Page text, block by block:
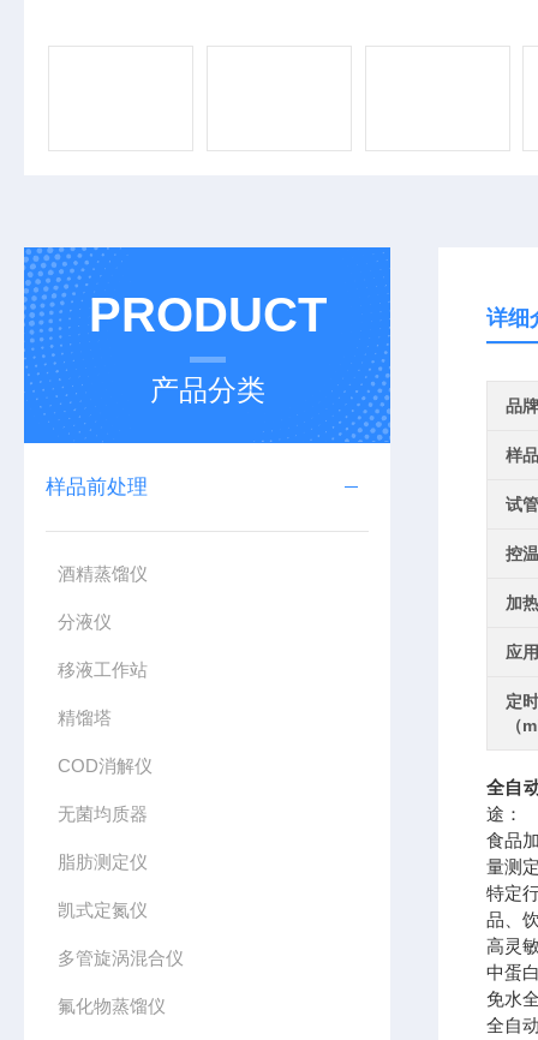
PRODUCT
产品分类
样品前处理
酒精蒸馏仪
分液仪
移液工作站
精馏塔
COD消解仪
无菌均质器
脂肪测定仪
凯式定氮仪
多管旋涡混合仪
氟化物蒸馏仪
详细
品牌
样
试
控
加
应
定
（
全自
途：
食品
量测
特定
品、
高灵
中蛋
免水
全自